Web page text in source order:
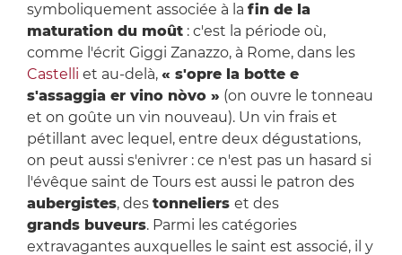
symboliquement associée à la fin de la
maturation du moût: c'est la période où,
comme l'écrit Giggi Zanazzo, à Rome, dans les
Castelli et au-delà, « s'opre la botte e
s'assaggia er vino nòvo » (on ouvre le tonneau
et on goûte un vin nouveau). Un vin frais et
pétillant avec lequel, entre deux dégustations,
on peut aussi s'enivrer : ce n'est pas un hasard si
l'évêque saint de Tours est aussi le patron des
aubergistes, des tonneliers et des
grands buveurs. Parmi les catégories
extravagantes auxquelles le saint est associé, il y